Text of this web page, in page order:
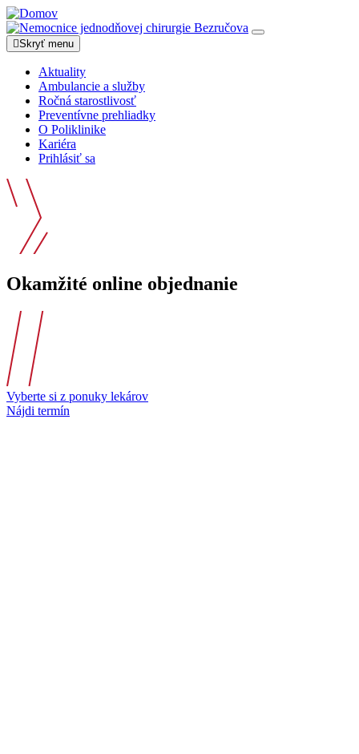
Skočiť
na
hlavný
obsah
Toggle
Skryť menu
Main
navigation
Aktuality
Ambulancie a služby
Ročná starostlivosť
Preventívne prehliadky
O Poliklinike
Kariéra
Prihlásiť sa
Okamžité online objednanie
Vyberte si z ponuky lekárov
Nájdi termín